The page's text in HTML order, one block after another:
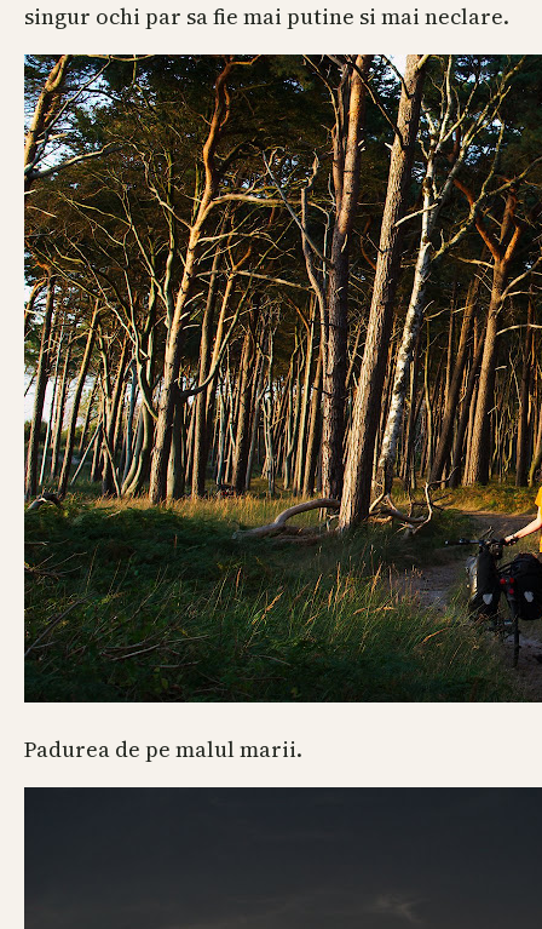
singur ochi par sa fie mai putine si mai neclare.
Padurea de pe malul marii.